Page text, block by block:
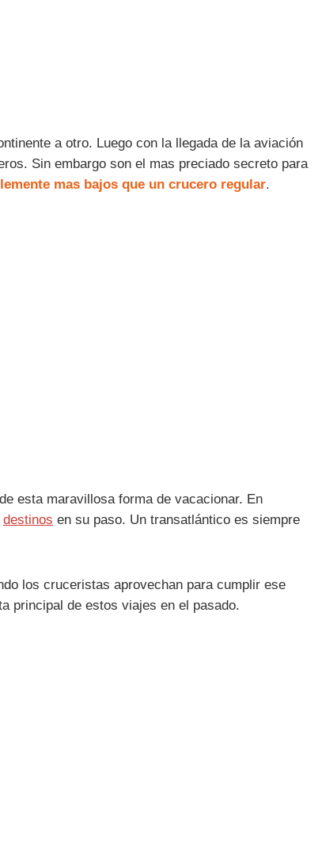
a otro. Luego con la llegada de la aviación
Sin embargo son el mas preciado secreto para
mas bajos que un crucero regular.
esta maravillosa forma de vacacionar. En
destinos en su paso. Un transatlántico es siempre
los cruceristas aprovechan para cumplir ese
principal de estos viajes en el pasado.